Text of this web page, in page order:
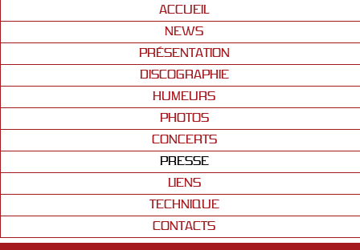
ACCUEIL
NEWS
PRÉSENTATION
DISCOGRAPHIE
HUMEURS
PHOTOS
CONCERTS
PRESSE
LIENS
TECHNIQUE
CONTACTS